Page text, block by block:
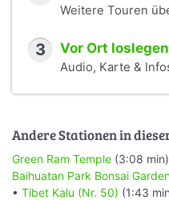
Weitere Touren
3 Vor Ort
Audio, Karte &
Andere Stationen in
Green Ram Temple (3:08
Baihuatan Park Bonsai
• Tibet Kalu (Nr. 50) (1:43